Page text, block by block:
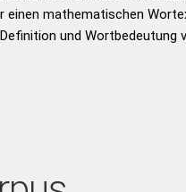
einen mathematischen
und Wortbedeutung